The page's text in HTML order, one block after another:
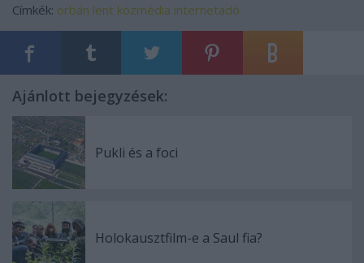
Címkék: orbán lent közmédia internetadó
Ajánlott bejegyzések:
Pukli és a foci
Holokausztfilm-e a Saul fia?